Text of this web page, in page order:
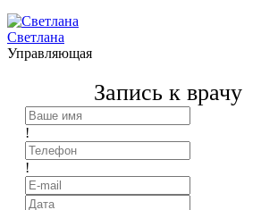
Светлана
Управляющая
Запись к врачу
!
!